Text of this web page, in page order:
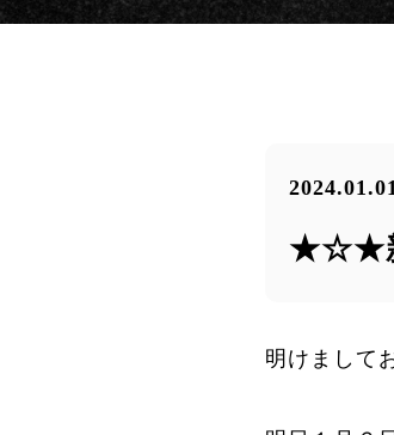
★☆★
明けまして